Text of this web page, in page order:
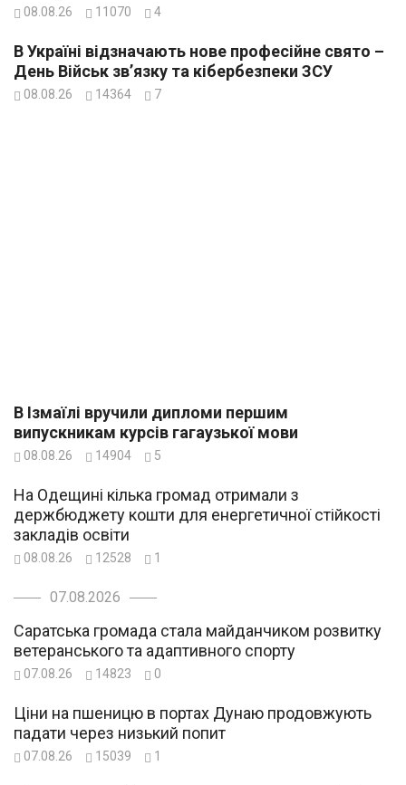
08.08.26 11070 4
В Україні відзначають нове професійне свято –
День Військ зв’язку та кібербезпеки ЗСУ
08.08.26 14364 7
В Ізмаїлі вручили дипломи першим
випускникам курсів гагаузької мови
08.08.26 14904 5
На Одещині кілька громад отримали з
держбюджету кошти для енергетичної стійкості
закладів освіти
08.08.26 12528 1
07.08.2026
Саратська громада стала майданчиком розвитку
ветеранського та адаптивного спорту
07.08.26 14823 0
Ціни на пшеницю в портах Дунаю продовжують
падати через низький попит
07.08.26 15039 1